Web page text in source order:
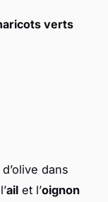
verts
dans
ail et l’oignon